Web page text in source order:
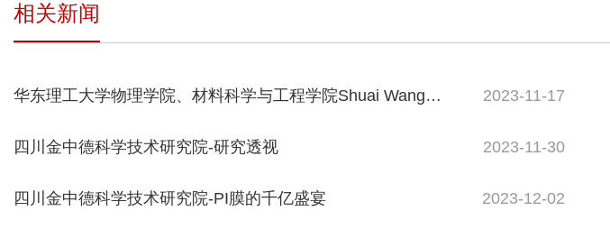
相关新闻
2023-11-17
华东理工大学物理学院、材料科学与工程学院Shuai Wang等--
2023-11-30
四川金中德科学技术研究院-研究透视
2023-12-02
四川金中德科学技术研究院-PI膜的千亿盛宴